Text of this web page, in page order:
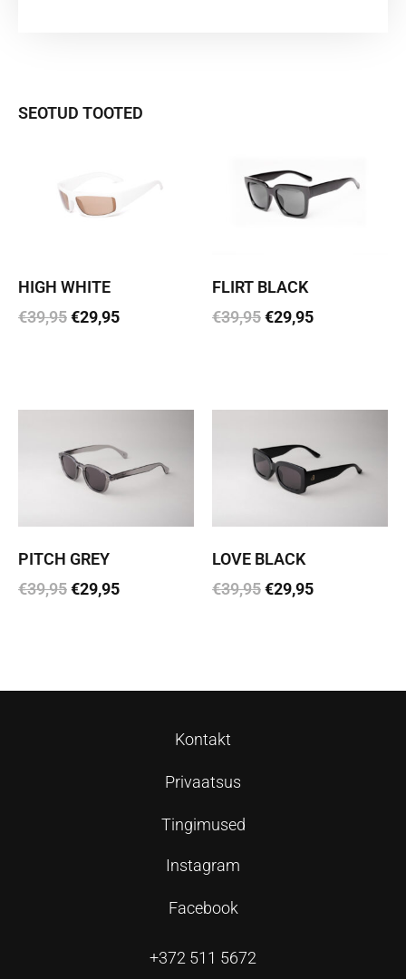
SEOTUD TOOTED
HIGH WHITE
€39,95€29,95
FLIRT BLACK
€39,95€29,95
PITCH GREY
€39,95€29,95
LOVE BLACK
€39,95€29,95
Kontakt
Privaatsus
Tingimused
Instagram
Facebook
+372 511 5672